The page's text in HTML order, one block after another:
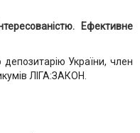
Ефективне
України, член
ЛІГА:ЗАКОН.